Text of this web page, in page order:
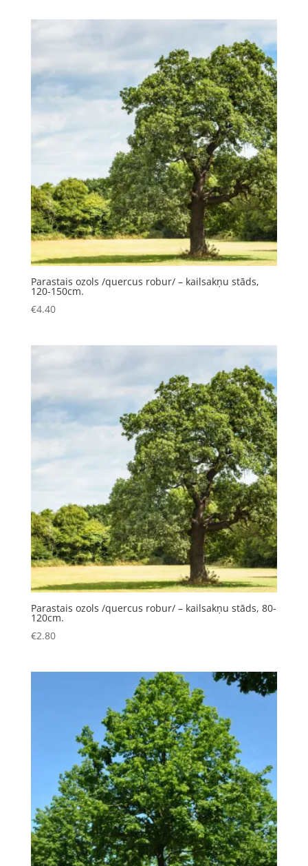
Parastais ozols /quercus robur/ – kailsakņu stāds,
120-150cm.
€4.40
Parastais ozols /quercus robur/ – kailsakņu stāds, 80-
120cm.
€2.80